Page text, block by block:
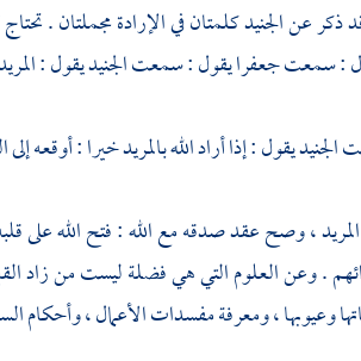
ذكر عنالجنيدكلمتان في الإرادة مجملتان .
: سمعتجعفرايقول : سمعتالجنيديقول :
الجنيديقول : إذا أراد الله بالمريد خيرا : أوقعه إلى
، وصح عقد صدقه مع الله : فتح الله على
. وعن العلوم التي هي فضلة ليست من زاد
وعيوبها ، ومعرفة مفسدات الأعمال ،